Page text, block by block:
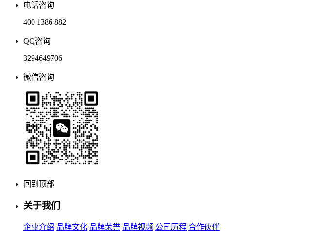
电话咨询
400 1386 882
QQ咨询
3294649706
微信咨询
回到顶部
关于我们
企业介绍 品牌文化 品牌荣誉 品牌视频 公司历程 合作伙伴